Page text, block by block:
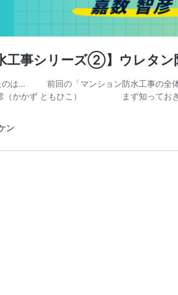
工事シリーズ②】ウレタン
のは… 前回の「マンション防水工事の
（かかず ともひこ） まず知っておき
ン